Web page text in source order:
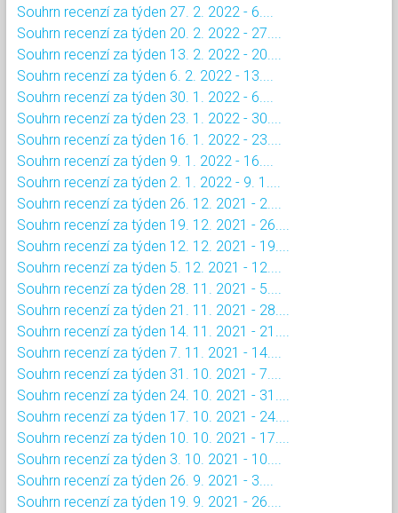
Souhrn recenzí za týden 27. 2. 2022 - 6....
Souhrn recenzí za týden 20. 2. 2022 - 27....
Souhrn recenzí za týden 13. 2. 2022 - 20....
Souhrn recenzí za týden 6. 2. 2022 - 13....
Souhrn recenzí za týden 30. 1. 2022 - 6....
Souhrn recenzí za týden 23. 1. 2022 - 30....
Souhrn recenzí za týden 16. 1. 2022 - 23....
Souhrn recenzí za týden 9. 1. 2022 - 16....
Souhrn recenzí za týden 2. 1. 2022 - 9. 1....
Souhrn recenzí za týden 26. 12. 2021 - 2....
Souhrn recenzí za týden 19. 12. 2021 - 26....
Souhrn recenzí za týden 12. 12. 2021 - 19....
Souhrn recenzí za týden 5. 12. 2021 - 12....
Souhrn recenzí za týden 28. 11. 2021 - 5....
Souhrn recenzí za týden 21. 11. 2021 - 28....
Souhrn recenzí za týden 14. 11. 2021 - 21....
Souhrn recenzí za týden 7. 11. 2021 - 14....
Souhrn recenzí za týden 31. 10. 2021 - 7....
Souhrn recenzí za týden 24. 10. 2021 - 31....
Souhrn recenzí za týden 17. 10. 2021 - 24....
Souhrn recenzí za týden 10. 10. 2021 - 17....
Souhrn recenzí za týden 3. 10. 2021 - 10....
Souhrn recenzí za týden 26. 9. 2021 - 3....
Souhrn recenzí za týden 19. 9. 2021 - 26....